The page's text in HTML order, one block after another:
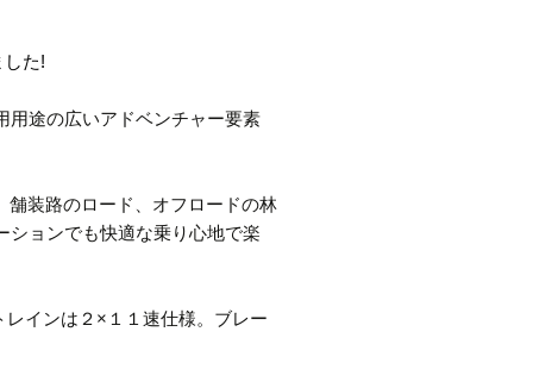
た!
用途の広いアドベンチャー要素
舗装路のロード、オフロードの林
ションでも快適な乗り心地で楽
インは２×１１速仕様。ブレー